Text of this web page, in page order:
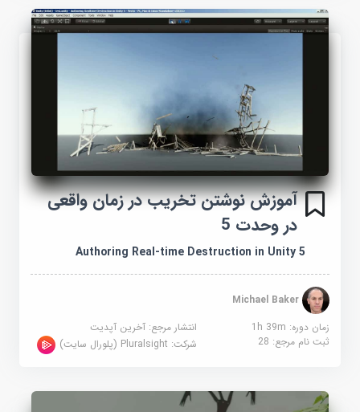
آموزش نوشتن تخریب در زمان واقعی
در وحدت 5
Authoring Real-time Destruction in Unity 5
Michael Baker
زمان دوره: 1h 39m
انتشار مرجع:آخرین آپدیت
ثبت نام مرجع:28 شرکت:Pluralsight (پلورال سایت)